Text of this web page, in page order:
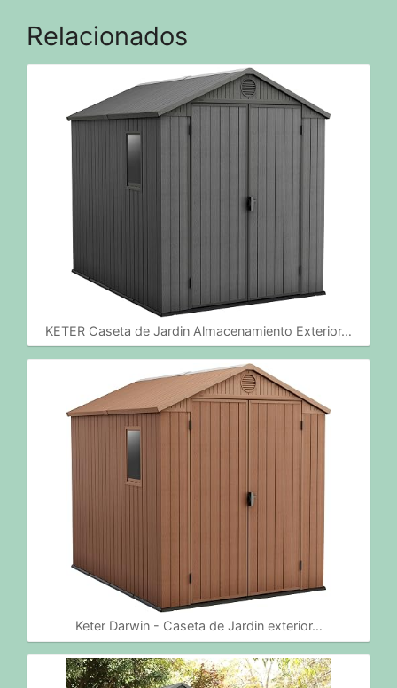
Relacionados
KETER Caseta de Jardin Almacenamiento Exterior…
Keter Darwin - Caseta de Jardin exterior…